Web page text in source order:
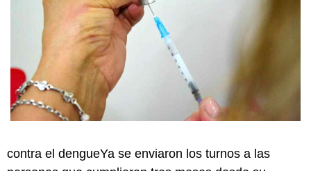
contra el dengueYa se enviaron los turnos a las